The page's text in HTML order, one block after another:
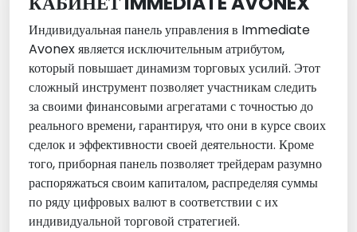
Индивидуальная панель управления в Immediate
Avonex является исключительным атрибутом,
который повышает динамизм торговых усилий. Этот
сложный инструмент позволяет участникам следить
за своими финансовыми агрегатами с точностью до
реального времени, гарантируя, что они в курсе своих
сделок и эффективности своей деятельности. Кроме
того, приборная панель позволяет трейдерам разумно
распоряжаться своим капиталом, распределяя суммы
по ряду цифровых валют в соответствии с их
индивидуальной торговой стратегией.